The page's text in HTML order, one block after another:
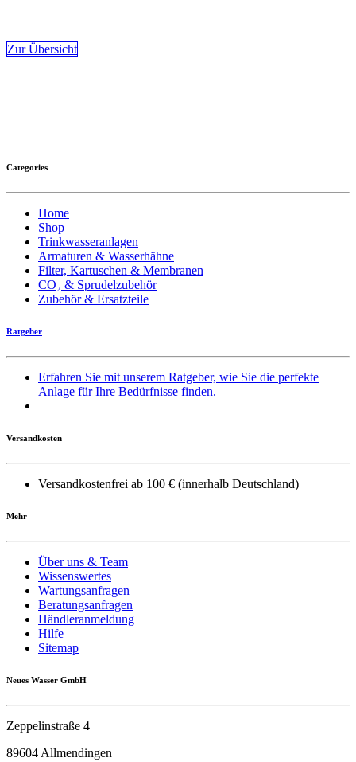
Zur Übersicht
Categories
Home
Shop
Trinkwasseranlagen
Armaturen & Wasserhähne
Filter, Kartuschen & Membranen
CO₂ & Sprudelzubehör
Zubehör & Ersatzteile
Ratgeber
Erfahren Sie mit unserem Ratgeber, wie Sie die perfekte
Anlage für Ihre Bedürfnisse finden.
Versandkosten
Versandkostenfrei ab 100 € (innerhalb Deutschland)
Mehr
Über uns & Team
Wissenswertes
Wartungsanfragen
Beratungsanfragen
Händleranmeldung
Hilfe
Sitemap
Neues Wasser GmbH
Zeppelinstraße 4
89604 Allmendingen